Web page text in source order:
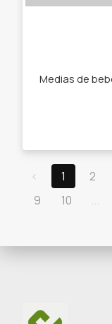
‹ 1 2
9
10 ...